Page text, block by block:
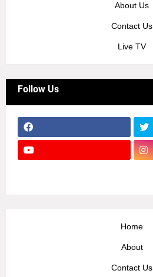
About Us
Contact Us
Live TV
Follow Us
Home
About
Contact Us